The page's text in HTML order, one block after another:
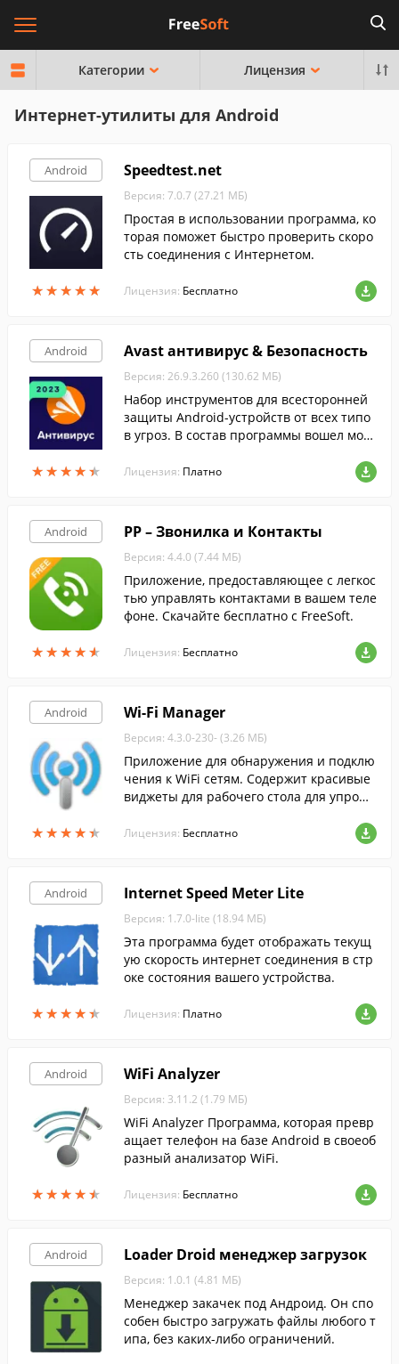
Категории Лицензия
Интернет-утилиты для Android
Android
★★★★★
★★★★★
Speedtest.net
Версия: 7.0.7 (27.21 МБ)
Простая в использовании программа, ко
торая поможет быстро проверить скоро
сть соединения с Интернетом.
Лицензия: Бесплатно
Android
★★★★★
★★★★★
Avast антивирус & Безопасность
Версия: 26.9.3.260 (130.62 МБ)
Набор инструментов для всесторонней
защиты Android-устройств от всех типо
в угроз. В состав программы вошел мощ
езопасности, а также многое другое.
Лицензия: Платно
Android
★★★★★
★★★★★
PP – Звонилка и Контакты
Версия: 4.4.0 (7.44 МБ)
Приложение, предоставляющее с легкос
тью управлять контактами в вашем теле
фоне. Скачайте бесплатно с FreeSoft.
Лицензия: Бесплатно
Android
★★★★★
★★★★★
Wi-Fi Manager
Версия: 4.3.0-230- (3.26 МБ)
Приложение для обнаружения и подклю
чения к WiFi сетям. Содержит красивые
виджеты для рабочего стола для упрощ
Лицензия: Бесплатно
Android
★★★★★
★★★★★
Internet Speed Meter Lite
Версия: 1.7.0-lite (18.94 МБ)
Эта программа будет отображать текущ
ую скорость интернет соединения в стр
оке состояния вашего устройства.
Лицензия: Платно
Android
★★★★★
★★★★★
WiFi Analyzer
Версия: 3.11.2 (1.79 МБ)
WiFi Analyzer Программа, которая превр
ащает телефон на базе Android в своеоб
разный анализатор WiFi.
Лицензия: Бесплатно
Android Loader Droid менеджер загрузок
Версия: 1.0.1 (4.81 МБ)
Менеджер закачек под Андроид. Он спо
собен быстро загружать файлы любого т
ипа, без каких-либо ограничений.